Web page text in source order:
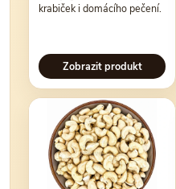
krabiček i domácího pečení.
Zobrazit produkt